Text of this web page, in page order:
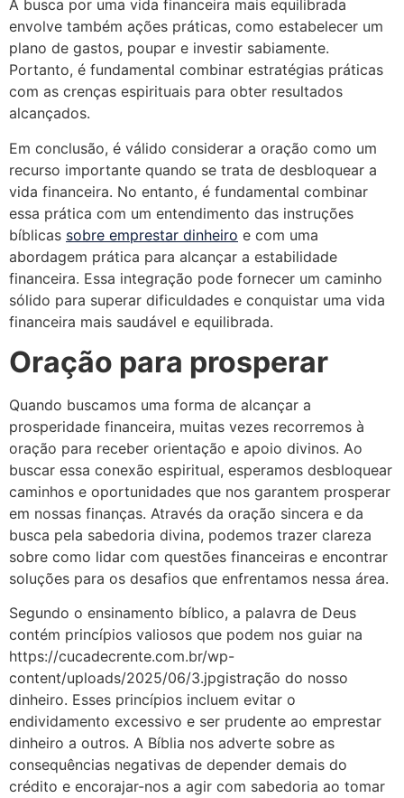
A busca por uma vida financeira mais equilibrada
envolve também ações práticas, como estabelecer um
plano de gastos, poupar e investir sabiamente.
Portanto, é fundamental combinar estratégias práticas
com as crenças espirituais para obter resultados
alcançados.
Em conclusão, é válido considerar a oração como um
recurso importante quando se trata de desbloquear a
vida financeira. No entanto, é fundamental combinar
essa prática com um entendimento das instruções
bíblicas sobre emprestar dinheiro e com uma
abordagem prática para alcançar a estabilidade
financeira. Essa integração pode fornecer um caminho
sólido para superar dificuldades e conquistar uma vida
financeira mais saudável e equilibrada.
Oração para prosperar
Quando buscamos uma forma de alcançar a
prosperidade financeira, muitas vezes recorremos à
oração para receber orientação e apoio divinos. Ao
buscar essa conexão espiritual, esperamos desbloquear
caminhos e oportunidades que nos garantem prosperar
em nossas finanças. Através da oração sincera e da
busca pela sabedoria divina, podemos trazer clareza
sobre como lidar com questões financeiras e encontrar
soluções para os desafios que enfrentamos nessa área.
Segundo o ensinamento bíblico, a palavra de Deus
contém princípios valiosos que podem nos guiar na
https://cucadecrente.com.br/wp-
content/uploads/2025/06/3.jpgistração do nosso
dinheiro. Esses princípios incluem evitar o
endividamento excessivo e ser prudente ao emprestar
dinheiro a outros. A Bíblia nos adverte sobre as
consequências negativas de depender demais do
crédito e encorajar-nos a agir com sabedoria ao tomar